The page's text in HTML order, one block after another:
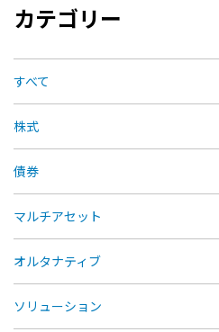
カテゴリー
すべて
株式
債券
マルチアセット
オルタナティブ
ソリューション